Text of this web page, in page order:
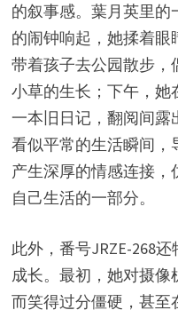
的叙事感。葉月英里的
的闹钟响起，她揉着
带着孩子去公园散步，
小草的生长；下午，
一本旧日记，翻阅间
看似平常的生活瞬间，
产生深厚的情感连接
自己生活的一部分。
此外，番号JRZE-268
成长。最初，她对摄
而笑得过分僵硬，甚